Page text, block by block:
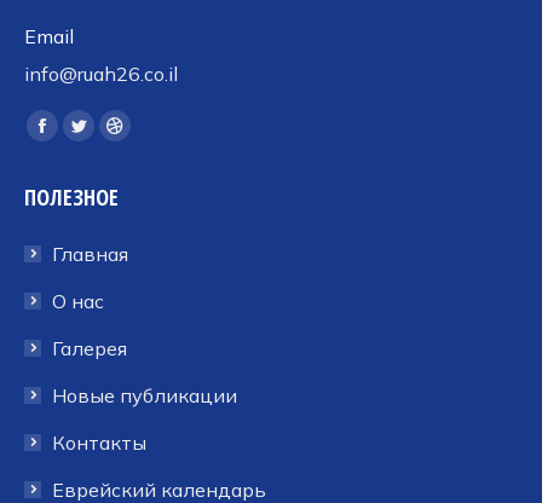
Email
info@ruah26.co.il
Ищите нас:
Страница
открывается
новом
окне
Страница
открывается
новом
окне
Страница
открывается
новом
ПОЛЕЗНОЕ
Главная
О нас
Галерея
Новые публикации
Контакты
Еврейский календарь